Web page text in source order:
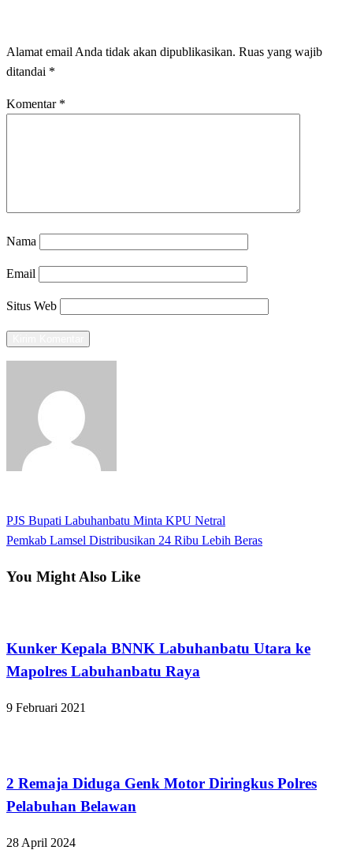
Alamat email Anda tidak akan dipublikasikan. Ruas yang wajib
ditandai *
Komentar *
Nama
Email
Situs Web
Navigasi
Previous
Post
PJS Bupati Labuhanbatu Minta KPU Netral
Next
Pemkab Lamsel Distribusikan 24 Ribu Lebih Beras
You Might Also Like
Kunker Kepala BNNK Labuhanbatu Utara ke
Mapolres Labuhanbatu Raya
9 Februari 2021
2 Remaja Diduga Genk Motor Diringkus Polres
Pelabuhan Belawan
28 April 2024